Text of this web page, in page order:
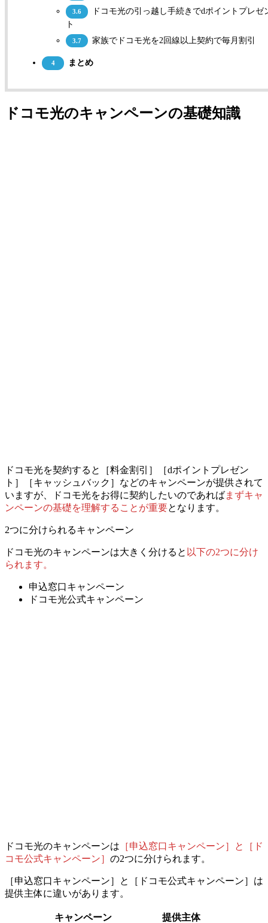
3.6
ドコモ光の引っ越し手続きでdポイントプレゼ
ト
3.7 家族でドコモ光を2回線以上契約で毎月割引
4 まとめ
ドコモ光のキャンペーンの基礎知識
ドコモ光を契約すると［料金割引］［dポイントプレゼン
ト］［キャッシュバック］などのキャンペーンが提供されて
いますが、
ドコモ光をお得に契約したいのであればまずキャ
ンペーンの基礎を理解することが重要となります。
2つに分けられるキャンペーン
ドコモ光のキャンペーンは大きく分けると 以下の2つに分け
られます。
申込窓口キャンペーン
ドコモ光公式キャンペーン
ドコモ光のキャンペーンは ［申込窓口キャンペーン］と［ド
コモ公式キャンペーン］ の2つに分けられます。
［申込窓口キャンペーン］と［ドコモ公式キャンペーン］は
提供主体に違いがあります。
キャンペーン
提供主体